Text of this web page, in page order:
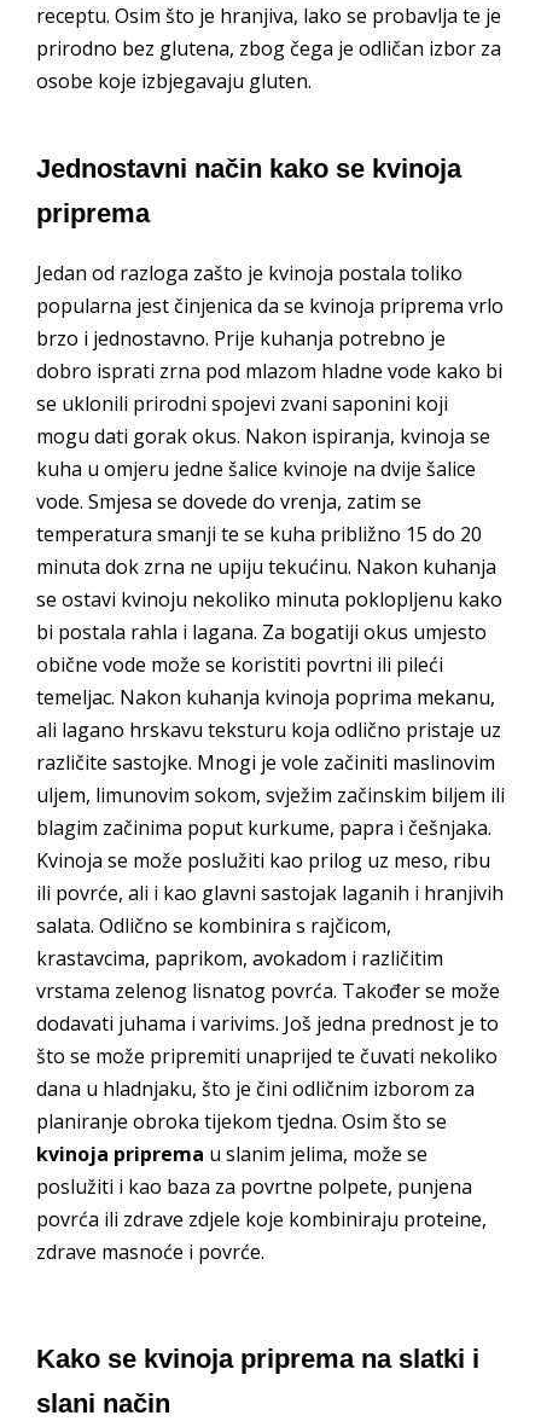
receptu. Osim što je hranjiva, lako se probavlja te je
prirodno bez glutena, zbog čega je odličan izbor za
osobe koje izbjegavaju gluten.
Jednostavni način kako se kvinoja
priprema
Jedan od razloga zašto je kvinoja postala toliko
popularna jest činjenica da se kvinoja priprema vrlo
brzo i jednostavno. Prije kuhanja potrebno je
dobro isprati zrna pod mlazom hladne vode kako bi
se uklonili prirodni spojevi zvani saponini koji
mogu dati gorak okus. Nakon ispiranja, kvinoja se
kuha u omjeru jedne šalice kvinoje na dvije šalice
vode. Smjesa se dovede do vrenja, zatim se
temperatura smanji te se kuha približno 15 do 20
minuta dok zrna ne upiju tekućinu. Nakon kuhanja
se ostavi kvinoju nekoliko minuta poklopljenu kako
bi postala rahla i lagana. Za bogatiji okus umjesto
obične vode može se koristiti povrtni ili pileći
temeljac. Nakon kuhanja kvinoja poprima mekanu,
ali lagano hrskavu teksturu koja odlično pristaje uz
različite sastojke. Mnogi je vole začiniti maslinovim
uljem, limunovim sokom, svježim začinskim biljem ili
blagim začinima poput kurkume, papra i češnjaka.
Kvinoja se može poslužiti kao prilog uz meso, ribu
ili povrće, ali i kao glavni sastojak laganih i hranjivih
salata. Odlično se kombinira s rajčicom,
krastavcima, paprikom, avokadom i različitim
vrstama zelenog lisnatog povrća. Također se može
dodavati juhama i varivims. Još jedna prednost je to
što se može pripremiti unaprijed te čuvati nekoliko
dana u hladnjaku, što je čini odličnim izborom za
planiranje obroka tijekom tjedna. Osim što se
kvinoja priprema u slanim jelima, može se
poslužiti i kao baza za povrtne polpete, punjena
povrća ili zdrave zdjele koje kombiniraju proteine,
zdrave masnoće i povrće.
Kako se kvinoja priprema na slatki i
slani način